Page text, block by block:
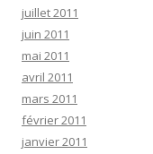
juillet 2011
juin 2011
mai 2011
avril 2011
mars 2011
février 2011
janvier 2011